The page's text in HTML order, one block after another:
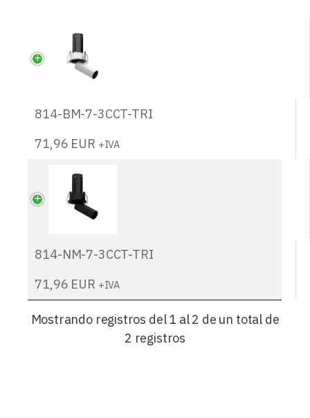
814-BM-7-3CCT-TRI
71,96 EUR +IVA
814-NM-7-3CCT-TRI
71,96 EUR +IVA
Mostrando registros del 1 al 2 de un total de
2 registros